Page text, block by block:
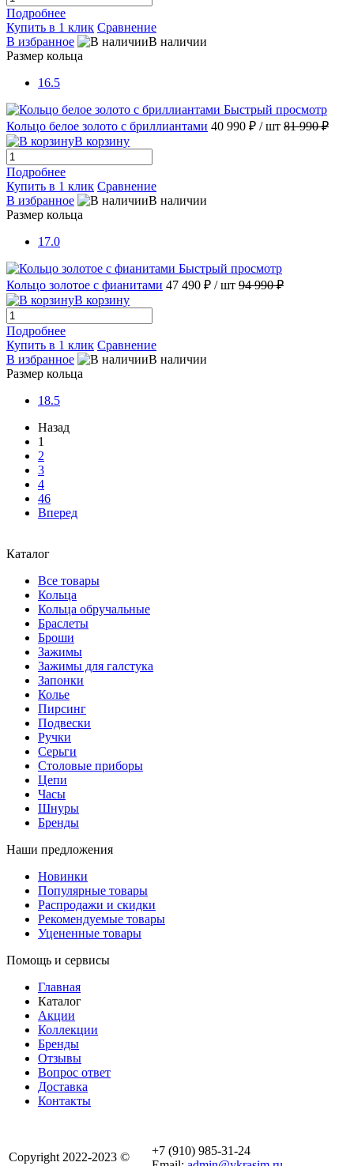
Подробнее
Купить в 1 клик Сравнение
В избранное
В наличии
Размер кольца
16.5
Быстрый просмотр
Кольцо белое золото с бриллиантами 40 990 ₽ / шт 81 990 ₽
В корзину
Подробнее
Купить в 1 клик Сравнение
В избранное
В наличии
Размер кольца
17.0
Быстрый просмотр
Кольцо золотое с фианитами 47 490 ₽ / шт 94 990 ₽
В корзину
Подробнее
Купить в 1 клик Сравнение
В избранное
В наличии
Размер кольца
18.5
Назад
1
2
3
4
46
Вперед
Каталог
Все товары
Кольца
Кольца обручальные
Браслеты
Броши
Зажимы
Зажимы для галстука
Запонки
Колье
Пирсинг
Подвески
Ручки
Серьги
Столовые приборы
Цепи
Часы
Шнуры
Бренды
Наши предложения
Новинки
Популярные товары
Распродажи и скидки
Рекомендуемые товары
Уцененные товары
Помощь и сервисы
Главная
Каталог
Акции
Коллекции
Бренды
Отзывы
Вопрос ответ
Доставка
Контакты
Copyright 2022-2023 ©
+7 (910) 985-31-24